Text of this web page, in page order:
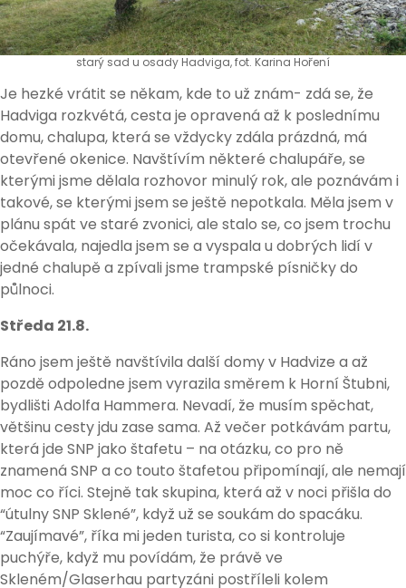
starý sad u osady Hadviga, fot. Karina Hoření
Je hezké vrátit se někam, kde to už znám- zdá se, že
Hadviga rozkvétá, cesta je opravená až k poslednímu
domu, chalupa, která se vždycky zdála prázdná, má
otevřené okenice. Navštívím některé chalupáře, se
kterými jsme dělala rozhovor minulý rok, ale poznávám i
takové, se kterými jsem se ještě nepotkala. Měla jsem v
plánu spát ve staré zvonici, ale stalo se, co jsem trochu
očekávala, najedla jsem se a vyspala u dobrých lidí v
jedné chalupě a zpívali jsme trampské písničky do
půlnoci.
Středa 21.8.
Ráno jsem ještě navštívila další domy v Hadvize a až
pozdě odpoledne jsem vyrazila směrem k Horní Štubni,
bydlišti Adolfa Hammera. Nevadí, že musím spěchat,
většinu cesty jdu zase sama. Až večer potkávám partu,
která jde SNP jako štafetu – na otázku, co pro ně
znamená SNP a co touto štafetou připomínají, ale nemají
moc co říci. Stejně tak skupina, která až v noci přišla do
“útulny SNP Sklené”, když už se soukám do spacáku.
“Zaujímavé”, říka mi jeden turista, co si kontroluje
puchýře, když mu povídám, že právě ve
Skleném/Glaserhau partyzáni postříleli kolem